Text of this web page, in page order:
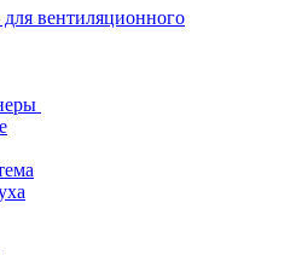
вентиляционного